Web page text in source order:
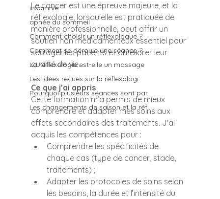
insomnie
apnée du sommeil
Comment choisir un réflexologue ?
Comment se déroule une séance ?
La réflexologie est-elle un massage
Les idées reçues sur la réflexologi
Pourquoi plusieurs séances sont par
Les changements de saison et la réf
Le cancer est une épreuve majeure, et la
réflexologie, lorsqu'elle est pratiquée de
manière professionnelle, peut offrir un
soutien non médicamenteux essentiel pour
soulager les patients et améliorer leur
qualité de vie.
Ce que j’ai appris
Cette formation m’a permis de mieux
comprendre et adapter mes soins aux
effets secondaires des traitements. J'ai
acquis les compétences pour :
Comprendre les spécificités de
chaque cas (type de cancer, stade,
traitements) ;
Adapter les protocoles de soins selon
les besoins, la durée et l’intensité du